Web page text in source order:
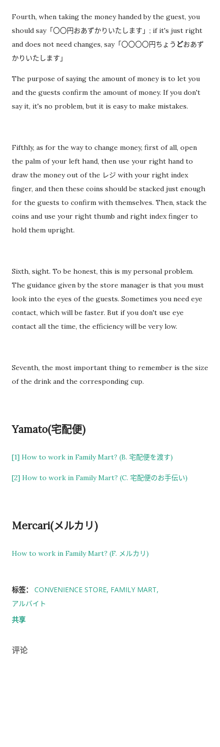
Fourth, when taking the money handed by the guest, you
should say「〇〇円おあずかりいたします」; if it's just right
and does not need changes, say「〇〇〇〇円ちょう どおあず
かりいたします」
The purpose of saying the amount of money is to let you
and the guests confirm the amount of money. If you don't
say it, it's no problem, but it is easy to make mistakes.
Fifthly, as for the way to change money, first of all, open
the palm of your left hand, then use your right hand to
draw the money out of the レジ with your right index
finger, and then these coins should be stacked just enough
for the guests to confirm with themselves. Then, stack the
coins and use your right thumb and right index finger to
hold them upright.
Sixth, sight. To be honest, this is my personal problem.
The guidance given by the store manager is that you must
look into the eyes of the guests. Sometimes you need eye
contact, which will be faster. But if you don't use eye
contact all the time, the efficiency will be very low.
Seventh, the most important thing to remember is the size
of the drink and the corresponding cup.
Yamato(宅配便)
[1] How to work in Family Mart? (B. 宅配便を渡す)
[2] How to work in Family Mart? (C. 宅配便のお手伝い)
Mercari(メルカリ)
How to work in Family Mart? (F. メルカリ)
标签： CONVENIENCE STORE FAMILY MART
アルバイト
共享
评论